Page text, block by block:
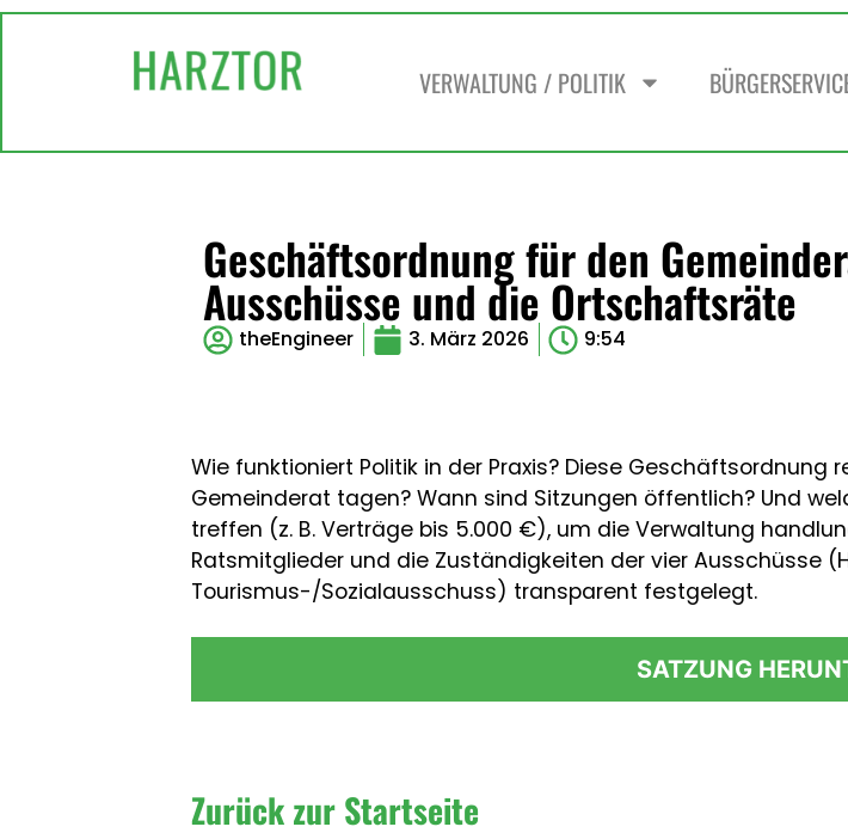
VERWALTUNG / POLITIK
Geschäftsordnung für den
Ausschüsse und die Ortschaftsräte
theEngineer 3. März 2026 9:54
Wie funktioniert Politik in der Praxis? Diese
Gemeinderat tagen? Wann sind Sitzungen öffentlich? Und
treffen (z. B. Verträge bis 5.000 €), um die Verwaltung
Ratsmitglieder und die Zuständigkeiten der vier Ausschüsse
Tourismus-/Sozialausschuss) transparent festgelegt.
SATZUNG
Zurück zur Startseite